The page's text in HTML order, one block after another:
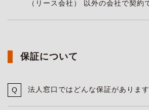
（リース会社） 以外の会社で契約
保証について
法人窓口ではどんな保証があります